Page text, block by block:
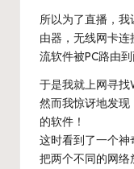
所以为了直播，我
由器，无线网卡
流软件被PC路由
于是我就上网寻找
然而我惊讶地发
的软件！
这时看到了一个
把两个不同的网络